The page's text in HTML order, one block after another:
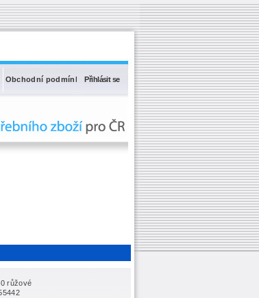
Přihlásit se
Obchodní podmínky
růžové